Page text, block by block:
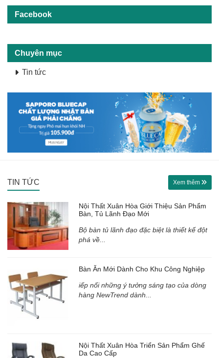
Facebook
Chuyên mục
Tin tức
TIN TỨC Xem thêm
Nội Thất Xuân Hòa Giới Thiệu Sản Phẩm
Bàn, Tủ Lãnh Đạo Mới
Bộ bàn tủ lãnh đạo đặc biệt là thiết kế đột
phá về...
Bàn Ăn Mới Dành Cho Khu Công Nghiệp
iếp nối những ý tưởng sáng tạo của dòng
hàng NewTrend dành...
Nội Thất Xuân Hòa Triển Sản Phẩm Ghế
Da Cao Cấp